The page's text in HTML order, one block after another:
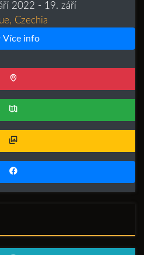
2022 - 19. září
Czechia
Více info